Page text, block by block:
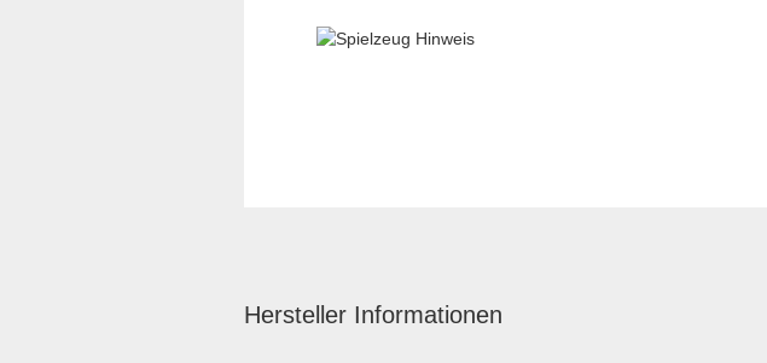
Hersteller Informationen